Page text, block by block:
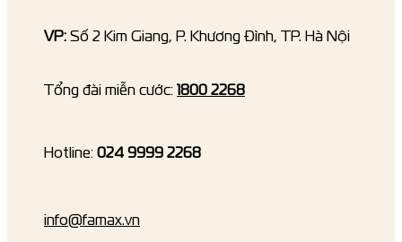
VP: Số 2 Kim Giang, P. Khương Đình, TP. Hà Nội
Tổng đài miễn cước: 1800 2268
Hotline: 024 9999 2268
info@famax.vn